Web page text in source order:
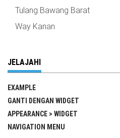
Tulang Bawang Barat
Way Kanan
JELAJAHI
EXAMPLE
GANTI DENGAN WIDGET
APPEARANCE > WIDGET
NAVIGATION MENU